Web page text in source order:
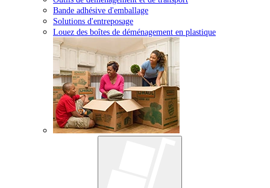
Bande adhésive d'emballage
Solutions d'entreposage
Louez des boîtes de déménagement en plastique